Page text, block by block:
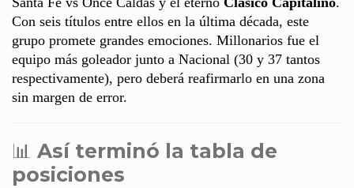
Con seis títulos entre ellos en la última década, este
grupo promete grandes emociones. Millonarios fue el
equipo más goleador junto a Nacional (30 y 37 tantos
respectivamente), pero deberá reafirmarlo en una zona
sin margen de error.
📊 Así terminó la tabla de
posiciones